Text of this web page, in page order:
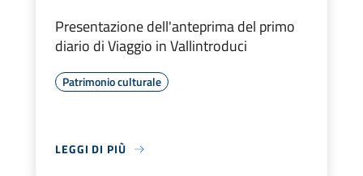
Presentazione dell'anteprima del primo
diario di Viaggio in Vallintroduci
Patrimonio culturale
LEGGI DI PIÙ